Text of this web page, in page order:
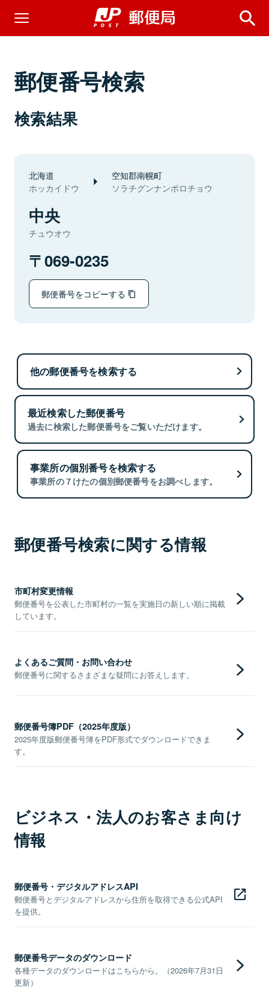
郵便番号検索
検索結果
北海道
ホッカイドウ
空知郡南幌町
ソラチグンナンポロチョウ
中央
チュウオウ
069-0235
郵便番号をコピーする
他の郵便番号を検索する
最近検索した郵便番号
過去に検索した郵便番号をご覧いただけます。
事業所の個別番号を検索する
事業所の７けたの個別郵便番号をお調べします。
郵便番号検索に関する情報
市町村変更情報
郵便番号を公表した市町村の一覧を実施日の新しい順に掲載
しています。
よくあるご質問・お問い合わせ
郵便番号に関するさまざまな疑問にお答えします。
郵便番号簿PDF（2025年度版）
2025年度版郵便番号簿をPDF形式でダウンロードできま
す。
ビジネス・法人のお客さま向け
情報
郵便番号・デジタルアドレスAPI
郵便番号とデジタルアドレスから住所を取得できる公式API
を提供。
郵便番号データのダウンロード
各種データのダウンロードはこちらから。（2026年7月31日
更新）